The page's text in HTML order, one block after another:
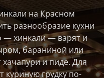
на Красном
разнообразие кухни
— хинкали — варят и
бараниной или
хачапури и пиде. Для
куриную грудку по-